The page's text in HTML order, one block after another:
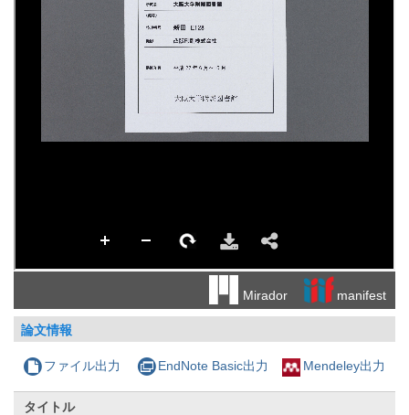
Mirador manifest
論文情報
ファイル出力 EndNote Basic出力 Mendeley出力
タイトル